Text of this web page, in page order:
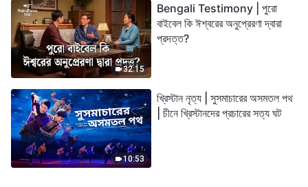
32:15
Bengali Testimony | পুরো
বাইবেল কি ঈশ্বরের অনুপ্রেরণা দ্বারা
প্রদত্ত?
10:53
খ্রিস্টান নৃত্য | সুসমাচারের অসমতল পথ
| চীনে খ্রিস্টানদের প্রচারের সত্য ঘট